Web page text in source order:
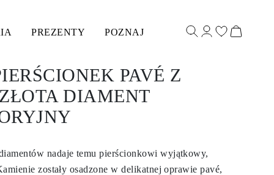
PREZENTY POZNAJ
PAVÉ Z
DIAMENT
nadaje temu pierścionkowi wyjątkowy,
zostały osadzone w delikatnej oprawie pavé,